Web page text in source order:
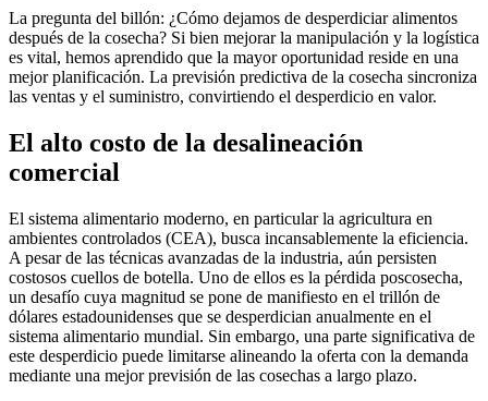
La pregunta del billón: ¿Cómo dejamos de desperdiciar alimentos
después de la cosecha? Si bien mejorar la manipulación y la logística
es vital, hemos aprendido que la mayor oportunidad reside en una
mejor planificación. La previsión predictiva de la cosecha sincroniza
las ventas y el suministro, convirtiendo el desperdicio en valor.
El alto costo de la desalineación
comercial
El sistema alimentario moderno, en particular la agricultura en
ambientes controlados (CEA), busca incansablemente la eficiencia.
A pesar de las técnicas avanzadas de la industria, aún persisten
costosos cuellos de botella. Uno de ellos es la pérdida poscosecha,
un desafío cuya magnitud se pone de manifiesto en el trillón de
dólares estadounidenses que se desperdician anualmente en el
sistema alimentario mundial. Sin embargo, una parte significativa de
este desperdicio puede limitarse alineando la oferta con la demanda
mediante una mejor previsión de las cosechas a largo plazo.